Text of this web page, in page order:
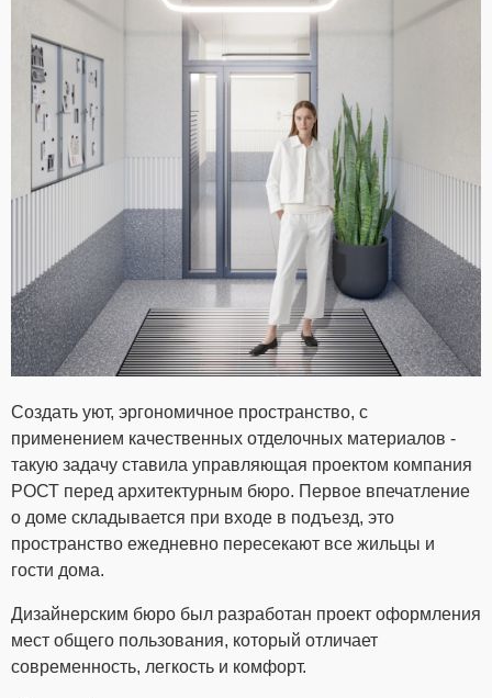
Создать уют, эргономичное пространство, с
применением качественных отделочных материалов -
такую задачу ставила управляющая проектом компания
РОСТ перед архитектурным бюро. Первое впечатление
о доме складывается при входе в подъезд, это
пространство ежедневно пересекают все жильцы и
гости дома.
Дизайнерским бюро был разработан проект оформления
мест общего пользования, который отличает
современность, легкость и комфорт.